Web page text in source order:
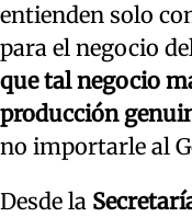
entienden solo
para el negocio
que tal negocio
producción
no importarle al
Desde la